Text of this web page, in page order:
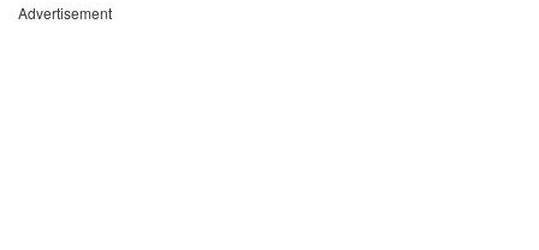
Advertisement